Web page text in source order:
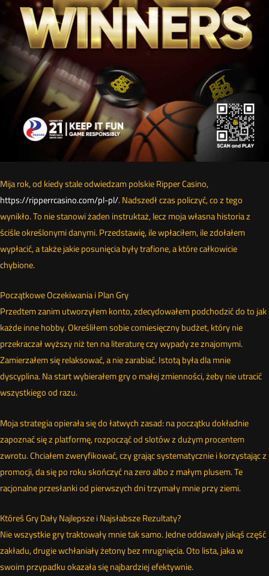
Mija rok, od kiedy stale odwiedzam polskie Ripper Casino,
https://ripperrcasino.com/pl-pl/. Nadszedł czas policzyć, co z tego
wynikło. To nie stanowi żaden instruktaż, lecz moja własna historia z
ściśle określonymi danymi. Przedstawię, ile wpłaciłem, ile zdołałem
wypłacić, a także jakie posunięcia były trafione, a które całkowicie
chybione.
Początkowe Oczekiwania i Plan Gry
Przedtem zanim utworzyłem konto, zdecydowałem podchodzić do to jak
każde inne hobby. Określiłem sobie comiesięczny budżet, który nie
przekraczał wyższy niż ten na literaturę czy wypady ze znajomymi.
Zamierzałem się relaksować, a nie zarabiać. Istotą była dla mnie
dyscyplina. Na start wybierałem gry o małej zmienności, żeby nie utracić
wszystkiego od razu.
Moja strategia opierała się do łatwych zasad: na początku dokładnie
zapoznać się z platformę, rozpocząć od slotów z dużym procentem
zwrotu. Chciałem zweryfikować, czy grając systematycznie i korzystając z
promocji, da się po roku skończyć na zero albo z małym plusem. Te
racjonalne przesłanki od pierwszych dni trzymały mnie przy ziemi.
Któreś Gry Dały Najlepsze i Najsłabsze Rezultaty?
Nie wszystkie gry traktowały mnie tak samo. Jedne oddawały jakąś część
zakładu, drugie wchłaniały żetony bez mrugnięcia. Oto lista, jaka w
swoim przypadku okazała się najbardziej efektywnie.